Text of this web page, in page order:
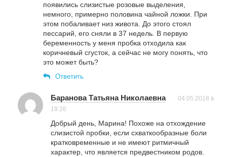
появились слизистые розовые выделения,
немного, примерно половина чайной ложки. При
этом побаливает низ живота. До этого стоял
пессарий, его сняли в 37 недель. В первую
беременность у меня пробка отходила как
коричневый сгусток, а сейчас не могу понять, что
это может быть?
Ответить
Баранова Татьяна Николаевна
04.05.2018 в
19:26
Добрый день, Марина! Похоже на отхождение
слизистой пробки, если схваткообразные боли
кратковременные и не имеют ритмичный
характер, что является предвестником родов.